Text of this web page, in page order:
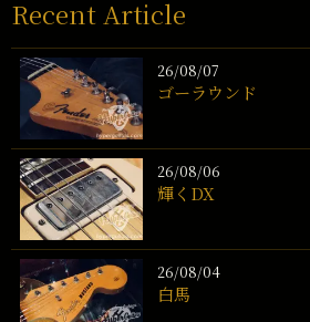
Recent Article
26/08/07
ゴーラウンド
26/08/06
輝くDX
26/08/04
白馬